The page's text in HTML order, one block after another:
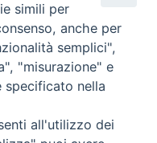
simili per
anche per
semplici",
"misurazione" e
nella
all'utilizzo dei